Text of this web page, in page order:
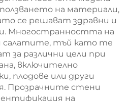
на материали,
се решават здравни и
Многостранността на
салатите, тъй като те
за различни цели при
включително
плодове или други
Прозрачните стени
на